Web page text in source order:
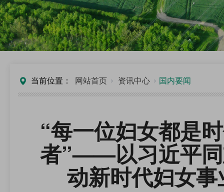
当前位置： 网站首页 资讯中心 国内要闻
“每一位妇女都是
者”——以习近平同
动新时代妇女